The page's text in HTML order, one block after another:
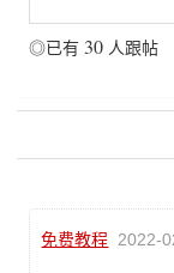
◎已有 30 人跟帖
免费教程 2022-